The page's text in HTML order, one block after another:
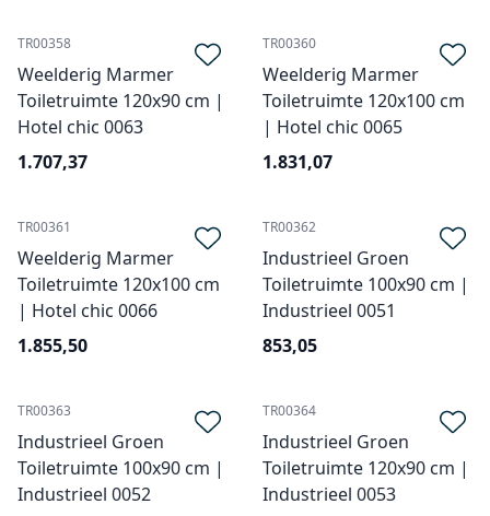
TR00358
Weelderig Marmer
Toiletruimte 120x90 cm |
Hotel chic 0063
1.707,37
TR00360
Weelderig Marmer
Toiletruimte 120x100 cm
| Hotel chic 0065
1.831,07
TR00361
Weelderig Marmer
Toiletruimte 120x100 cm
| Hotel chic 0066
1.855,50
TR00362
Industrieel Groen
Toiletruimte 100x90 cm |
Industrieel 0051
853,05
TR00363
Industrieel Groen
Toiletruimte 100x90 cm |
Industrieel 0052
TR00364
Industrieel Groen
Toiletruimte 120x90 cm |
Industrieel 0053